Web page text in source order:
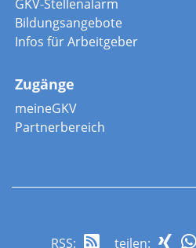
GKV-Stellenalarm
Bildungsangebote
Infos für Arbeitgeber
Zugänge
meineGKV
Partnerbereich
RSS: teilen: